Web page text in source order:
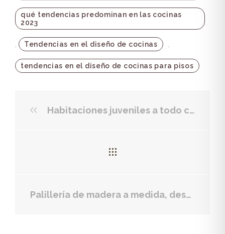
qué tendencias predominan en las cocinas
2023
Tendencias en el diseño de cocinas
tendencias en el diseño de cocinas para pisos
Habitaciones juveniles a todo color
Palillería de madera a medida, descubre todos sus usos